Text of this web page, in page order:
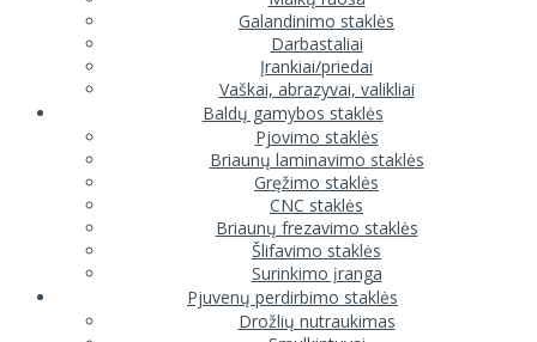
Galandinimo staklės
Darbastaliai
Įrankiai/priedai
Vaškai, abrazyvai, valikliai
Baldų gamybos staklės
Pjovimo staklės
Briaunų laminavimo staklės
Gręžimo staklės
CNC staklės
Briaunų frezavimo staklės
Šlifavimo staklės
Surinkimo įranga
Pjuvenų perdirbimo staklės
Drožlių nutraukimas